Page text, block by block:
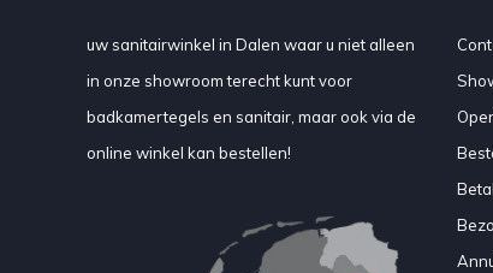
uw sanitairwinkel in Dalen waar u niet alleen
in onze showroom terecht kunt voor
badkamertegels en sanitair, maar ook via de
online winkel kan bestellen!